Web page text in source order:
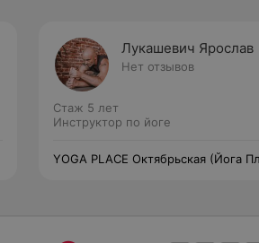
Лукашевич Ярослав
Нет отзывов
Стаж 5 лет
Инструктор по йоге
YOGA PLACE Октябрьская (Йога